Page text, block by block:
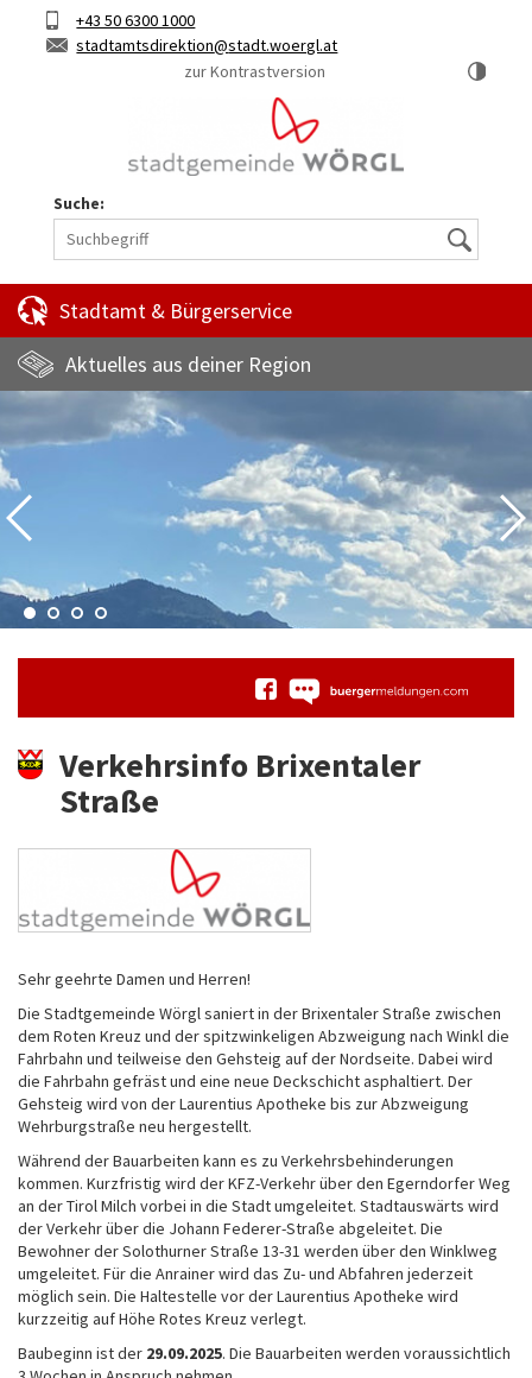
Hauptinhalt
KurztasteTelefon+43 50 6300 1000
E-
stadtamtsdirektion
stadt.woergl.at
zur Kontrastversion
Suche:
Suche
Stadtamt & Bürgerservice
Aktuelles aus deiner Region
Verkehrsinfo Brixentaler
Straße
Sehr geehrte Damen und Herren!
Die Stadtgemeinde Wörgl saniert in der Brixentaler Straße zwischen
dem Roten Kreuz und der spitzwinkeligen Abzweigung nach Winkl die
Fahrbahn und teilweise den Gehsteig auf der Nordseite. Dabei wird
die Fahrbahn gefräst und eine neue Deckschicht asphaltiert. Der
Gehsteig wird von der Laurentius Apotheke bis zur Abzweigung
Wehrburgstraße neu hergestellt.
Während der Bauarbeiten kann es zu Verkehrsbehinderungen
kommen. Kurzfristig wird der KFZ-Verkehr über den Egerndorfer Weg
an der Tirol Milch vorbei in die Stadt umgeleitet. Stadtauswärts wird
der Verkehr über die Johann Federer-Straße abgeleitet. Die
Bewohner der Solothurner Straße 13-31 werden über den Winklweg
umgeleitet. Für die Anrainer wird das Zu- und Abfahren jederzeit
möglich sein. Die Haltestelle vor der Laurentius Apotheke wird
kurzzeitig auf Höhe Rotes Kreuz verlegt.
Baubeginn ist der 29.09.2025. Die Bauarbeiten werden voraussichtlich